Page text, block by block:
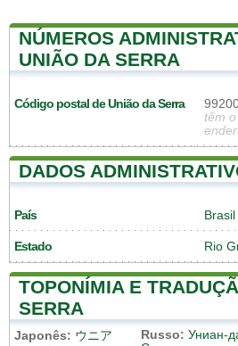
NÚMEROS
UNIÃO DA SERRA
Código postal de União da Serra
têm
DADOS
País Brasil
Estado Rio
TOPONÍMIA E
SERRA
Japonês: ウニア
Russo: Униан-